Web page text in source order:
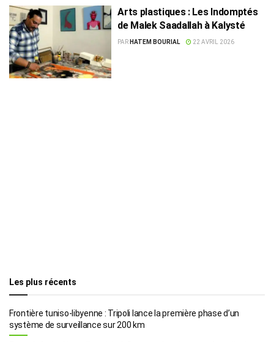
Arts plastiques : Les Indomptés
de Malek Saadallah à Kalysté
PAR HATEM BOURIAL 22 AVRIL 2026
Les plus récents
Frontière tuniso-libyenne : Tripoli lance la première phase d’un
système de surveillance sur 200 km